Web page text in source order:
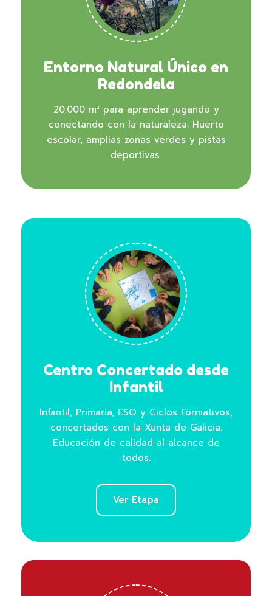
Entorno Natural Único en
Redondela
20.000 m² para aprender jugando y
conectando con la naturaleza. Huerto
escolar, amplias zonas verdes y pistas
deportivas.
Centro Concertado desde
Infantil
Infantil, Primaria, ESO y Ciclos Formativos,
concertados con la Xunta de Galicia.
Educación de calidad al alcance de
todos.
Ver Etapa